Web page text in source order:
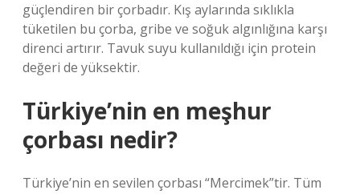
güçlendiren bir çorbadır. Kış aylarında sıklıkla
tüketilen bu çorba, gribe ve soğuk algınlığına karşı
direnci artırır. Tavuk suyu kullanıldığı için protein
değeri de yüksektir.
Türkiye’nin en meşhur
çorbası nedir?
Türkiye’nin en sevilen çorbası “Mercimek”tir. Tüm